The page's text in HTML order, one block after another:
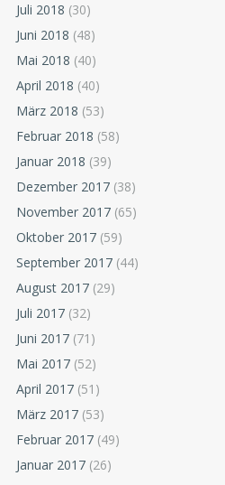
Juli 2018 (30)
Juni 2018 (48)
Mai 2018 (40)
April 2018 (40)
März 2018 (53)
Februar 2018 (58)
Januar 2018 (39)
Dezember 2017 (38)
November 2017 (65)
Oktober 2017 (59)
September 2017 (44)
August 2017 (29)
Juli 2017 (32)
Juni 2017 (71)
Mai 2017 (52)
April 2017 (51)
März 2017 (53)
Februar 2017 (49)
Januar 2017 (26)